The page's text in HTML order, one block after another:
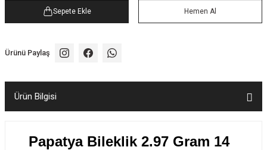
Sepete Ekle Hemen Al
Ürünü Paylaş
Ürün Bilgisi
Papatya Bileklik 2.97 Gram 14